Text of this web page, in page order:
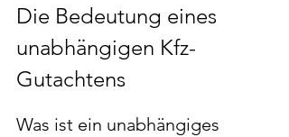
Die Bedeutung eines
unabhängigen Kfz-
Gutachtens
Was ist ein unabhängiges